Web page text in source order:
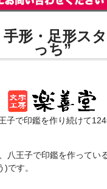
形・足形ス
っち”
子で印鑑を作り続けて
八王子で印鑑を作ってい
です。